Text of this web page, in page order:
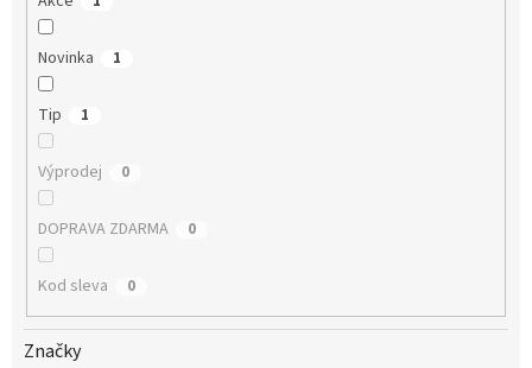
Novinka 1
Tip 1
Výprodej 0
DOPRAVA ZDARMA 0
Kod sleva 0
Značky